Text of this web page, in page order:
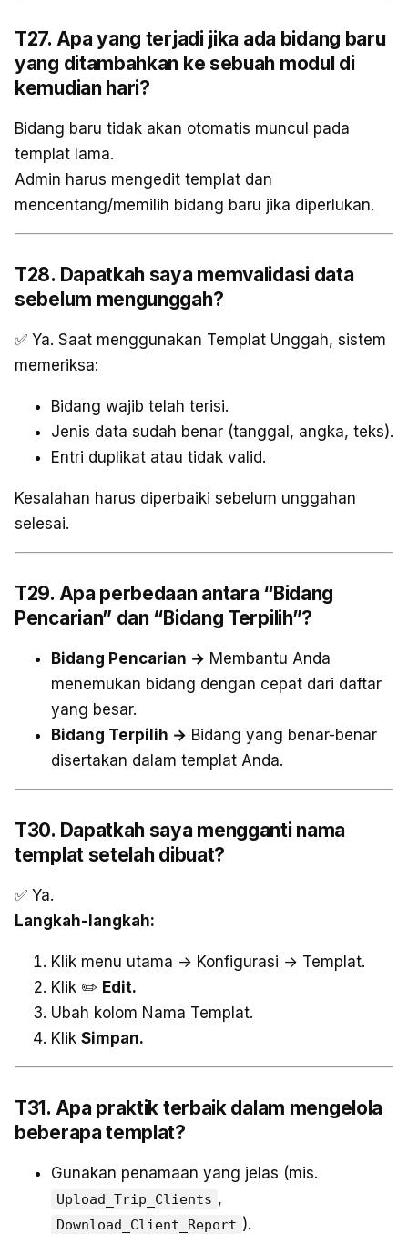
T27. Apa yang terjadi jika ada bidang baru
yang ditambahkan ke sebuah modul di
kemudian hari?
Bidang baru tidak akan otomatis muncul pada
templat lama.
Admin harus mengedit templat dan
mencentang/memilih bidang baru jika diperlukan.
T28. Dapatkah saya memvalidasi data
sebelum mengunggah?
✅ Ya. Saat menggunakan Templat Unggah, sistem
memeriksa:
Bidang wajib telah terisi.
Jenis data sudah benar (tanggal, angka, teks).
Entri duplikat atau tidak valid.
Kesalahan harus diperbaiki sebelum unggahan
selesai.
T29. Apa perbedaan antara “Bidang
Pencarian” dan “Bidang Terpilih”?
Bidang Pencarian → Membantu Anda
menemukan bidang dengan cepat dari daftar
yang besar.
Bidang Terpilih → Bidang yang benar-benar
disertakan dalam templat Anda.
T30. Dapatkah saya mengganti nama
templat setelah dibuat?
✅ Ya.
Langkah-langkah:
Klik menu utama → Konfigurasi → Templat.
Klik ✏️ Edit.
Ubah kolom Nama Templat.
Klik Simpan.
T31. Apa praktik terbaik dalam mengelola
beberapa templat?
Gunakan penamaan yang jelas (mis.
Upload_Trip_Clients ,
Download_Client_Report ).